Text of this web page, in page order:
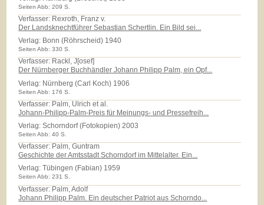
Seiten Abb: 209 S.
Verfasser: Rexroth, Franz v.
Der Landsknechtführer Sebastian Schertlin. Ein Bild sei...
Verlag: Bonn (Röhrscheid) 1940
Seiten Abb: 330 S.
Verfasser: Rackl, J[osef]
Der Nürnberger Buchhändler Johann Philipp Palm, ein Opf...
Verlag: Nürnberg (Carl Koch) 1906
Seiten Abb: 176 S.
Verfasser: Palm, Ulrich et al.
Johann-Philipp-Palm-Preis für Meinungs- und Pressefreih...
Verlag:Schorndorf (Fotokopien) 2003
Seiten Abb: 40 S.
Verfasser: Palm, Guntram
Geschichte der Amtsstadt Schorndorf im Mittelalter. Ein...
Verlag:Tübingen (Fabian) 1959
Seiten Abb: 231 S.
Verfasser: Palm, Adolf
Johann Philipp Palm. Ein deutscher Patriot aus Schorndo...